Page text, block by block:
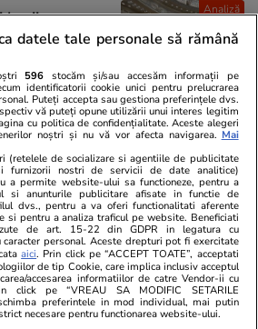
Analiză
legii
mărite în
cuprinse
lei
24 iul.
„bombele
ani de la
„Acoperi o
datele tale personale să rămână
596 stocăm și/sau accesăm informații pe
identificatorii cookie unici pentru prelucrarea
Puteți accepta sau gestiona preferințele dvs.
vă puteți opune utilizării unui interes legitim
cu politica de confidențialitate. Aceste alegeri
noștri și nu vă vor afecta navigarea. Mai
(retelele de socializare si agentiile de publicitate
furnizorii nostri de servicii de date analitice)
a permite website-ului sa functioneze, pentru a
si anunturile publicitare afisate in functie de
dvs., pentru a va oferi functionalitati aferente
si pentru a analiza traficul pe website. Beneficiati
de art. 15-22 din GDPR in legatura cu
caracter personal. Aceste drepturi pot fi exercitate
aici. Prin click pe “ACCEPT TOATE”, acceptati
de tip Cookie, care implica inclusiv acceptul
accesarea informatiilor de catre Vendor-ii cu
click pe “VREAU SA MODIFIC SETARILE
preferintele in mod individual, mai putin
necesare pentru functionarea website-ului.